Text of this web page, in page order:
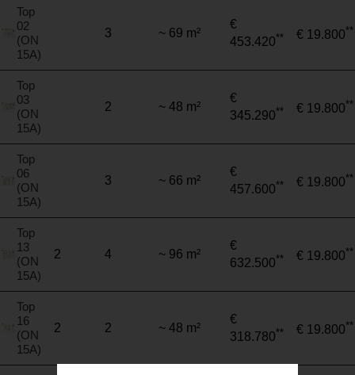
Top
02
(ON
15A)
3 ~ 69 m²
€
453.420** € 19.800**
Top
03
(ON
15A)
2 ~ 48 m²
€
345.290** € 19.800**
Top
06
(ON
15A)
3 ~ 66 m²
€
457.600** € 19.800**
Top
13
(ON
15A)
2 4 ~ 96 m²
€
632.500** € 19.800**
Top
16
(ON
15A)
2 2 ~ 48 m²
€
318.780** € 19.800**